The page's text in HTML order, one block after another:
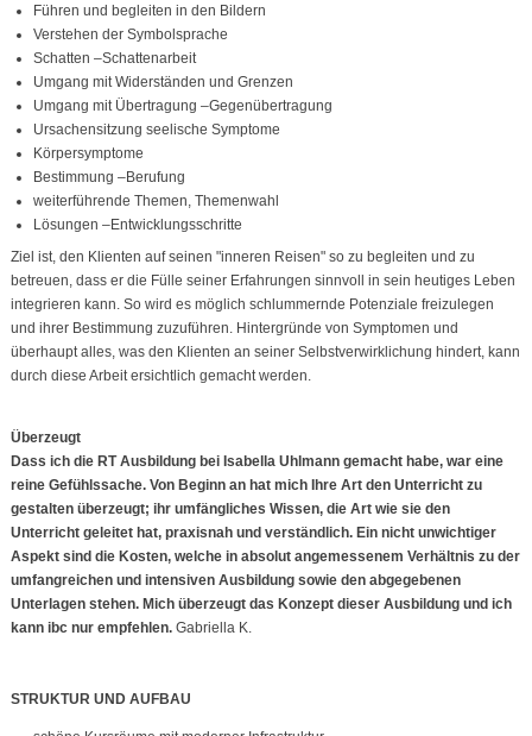
Führen und begleiten in den Bildern
Verstehen der Symbolsprache
Schatten –Schattenarbeit
Umgang mit Widerständen und Grenzen
Umgang mit Übertragung –Gegenübertragung
Ursachensitzung seelische Symptome
Körpersymptome
Bestimmung –Berufung
weiterführende Themen, Themenwahl
Lösungen –Entwicklungsschritte
Ziel ist, den Klienten auf seinen "inneren Reisen" so zu begleiten und zu
betreuen, dass er die Fülle seiner Erfahrungen sinnvoll in sein heutiges Leben
integrieren kann. So wird es möglich schlummernde Potenziale freizulegen
und ihrer Bestimmung zuzuführen. Hintergründe von Symptomen und
überhaupt alles, was den Klienten an seiner Selbstverwirklichung hindert, kann
durch diese Arbeit ersichtlich gemacht werden.
Überzeugt
Dass ich die RT Ausbildung bei Isabella Uhlmann gemacht habe, war eine
reine Gefühlssache. Von Beginn an hat mich Ihre Art den Unterricht zu
gestalten überzeugt; ihr umfängliches Wissen, die Art wie sie den
Unterricht geleitet hat, praxisnah und verständlich. Ein nicht unwichtiger
Aspekt sind die Kosten, welche in absolut angemessenem Verhältnis zu der
umfangreichen und intensiven Ausbildung sowie den abgegebenen
Unterlagen stehen. Mich überzeugt das Konzept dieser Ausbildung und ich
kann ibc nur empfehlen. Gabriella K.
STRUKTUR UND AUFBAU